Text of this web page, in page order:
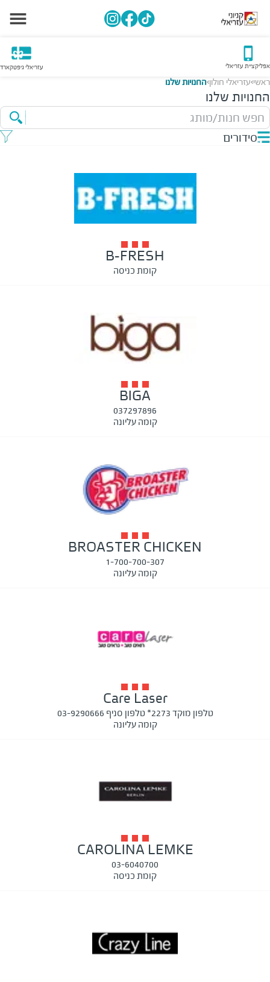
אפליקציית עזריאלי עזריאלי גיפטקארד
ראשי>עזריאלי חולון>החנויות שלנו
החנויות שלנו
חפש חנות/מותג
סידורים
B-FRESH
קומת כניסה
BIGA
037297896
קומה עליונה
BROASTER CHICKEN
1-700-700-307
קומה עליונה
Care Laser
טלפון מוקד 2273* טלפון סניף 03-9290666
קומה עליונה
CAROLINA LEMKE
03-6040700
קומת כניסה